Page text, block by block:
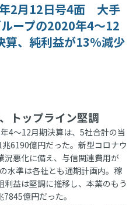
2月12日号4面 大手
ープの2020年4～12
算、純利益が13％減少
トップライン堅調
4～12月期決算は、5社合計の当
6190億円だった。新型コロナウ
況悪化に備え、与信関連費用が
水準は各社とも通期計画内。稼
益は堅調に推移し、本業のもう
億円だった。